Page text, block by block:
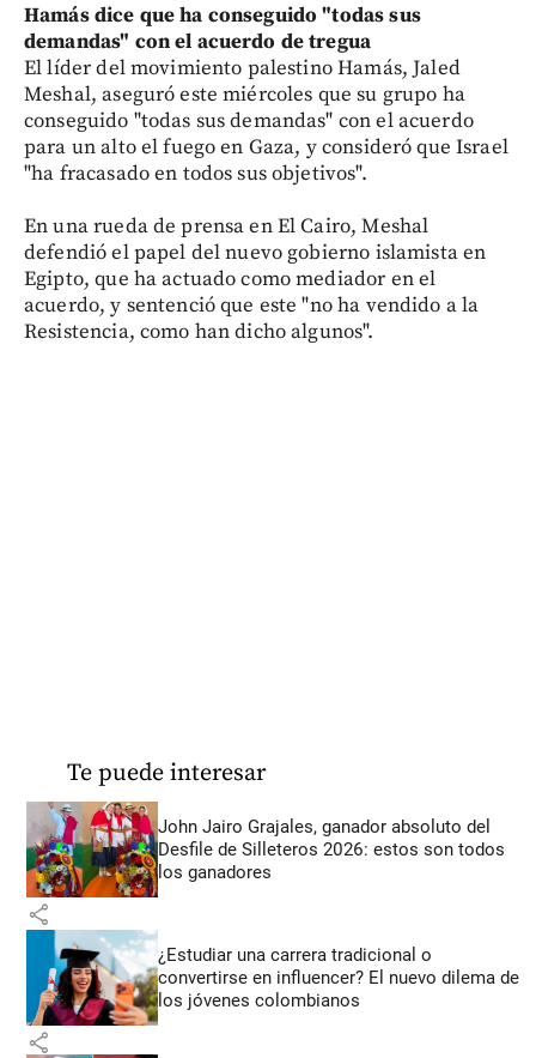
Hamás dice que ha conseguido "todas sus
demandas" con el acuerdo de tregua
El líder del movimiento palestino Hamás, Jaled
Meshal, aseguró este miércoles que su grupo ha
conseguido "todas sus demandas" con el acuerdo
para un alto el fuego en Gaza, y consideró que Israel
"ha fracasado en todos sus objetivos".
En una rueda de prensa en El Cairo, Meshal
defendió el papel del nuevo gobierno islamista en
Egipto, que ha actuado como mediador en el
acuerdo, y sentenció que este "no ha vendido a la
Resistencia, como han dicho algunos".
Te puede interesar
John Jairo Grajales, ganador absoluto del
Desfile de Silleteros 2026: estos son todos
los ganadores
share
¿Estudiar una carrera tradicional o
convertirse en influencer? El nuevo dilema de
los jóvenes colombianos
share